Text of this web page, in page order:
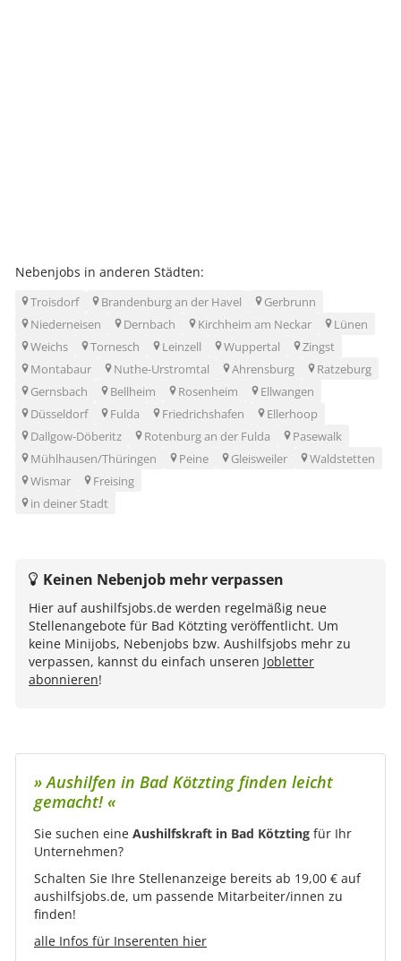
Nebenjobs in anderen Städten:
Troisdorf Brandenburg an der Havel
Gerbrunn
Niederneisen
Dernbach Kirchheim am Neckar
Lünen
Weichs
Tornesch Leinzell Wuppertal
Zingst
Montabaur
Nuthe-Urstromtal Ahrensburg
Ratzeburg
Gernsbach
Bellheim Rosenheim
Ellwangen
Düsseldorf
Fulda Friedrichshafen
Ellerhoop
Dallgow-Döberitz
Rotenburg an der Fulda
Pasewalk
Mühlhausen/Thüringen
Peine Gleisweiler
Waldstetten
Wismar
Freising
in deiner Stadt
Keinen Nebenjob mehr verpassen
Hier auf aushilfsjobs.de werden regelmäßig neue
Stellenangebote für Bad Kötzting veröffentlicht. Um
keine Minijobs, Nebenjobs bzw. Aushilfsjobs mehr zu
verpassen, kannst du einfach unseren Jobletter
abonnieren!
» Aushilfen in Bad Kötzting finden leicht
gemacht! «
Sie suchen eine Aushilfskraft in Bad Kötzting für Ihr
Unternehmen?
Schalten Sie Ihre Stellenanzeige bereits ab 19,00 € auf
aushilfsjobs.de, um passende Mitarbeiter/innen zu
finden!
alle Infos für Inserenten hier